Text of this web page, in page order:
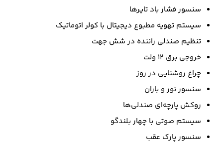
سنسور فشار باد تایرها
سیستم تهویه مطبوع دیجیتال با کولر اتوماتیک
تنظیم صندلی راننده در شش جهت
خروجی برق 12 ولت
چراغ روشنایی در روز
سنسور نور و باران
روکش پارچه‌ای صندلی‌ها
سیستم صوتی با چهار بلندگو
سنسور پارک عقب